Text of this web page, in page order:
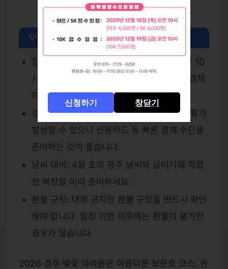
💡 참가 팁 및 유의 사항
접수 성공 팁: 접수 당일(12/18, 12/19) 오전 10
시에 PC와 모바일을 모두 준비하여 빠르게 결제
까지 완료하는 것이 중요합니다.
결제 방식: 인기가 높은 대회인 만큼 결제 오류가
발생할 수 있으니 신용카드 등 빠른 결제 수단을
준비하는 것이 좋습니다.
날씨 대비: 4월 초의 경주 날씨와 달리기에 적합
한 복장을 미리 준비하세요.
환불 규정: 대회 공지된 환불 규정을 반드시 확인
해야 합니다. 일정 기한 이후에는 환불이 불가한
경우가 많습니다.
2026 경주 벚꽃 마라톤은 아름다운 보문호 코스, 완
신청하기 창닫기